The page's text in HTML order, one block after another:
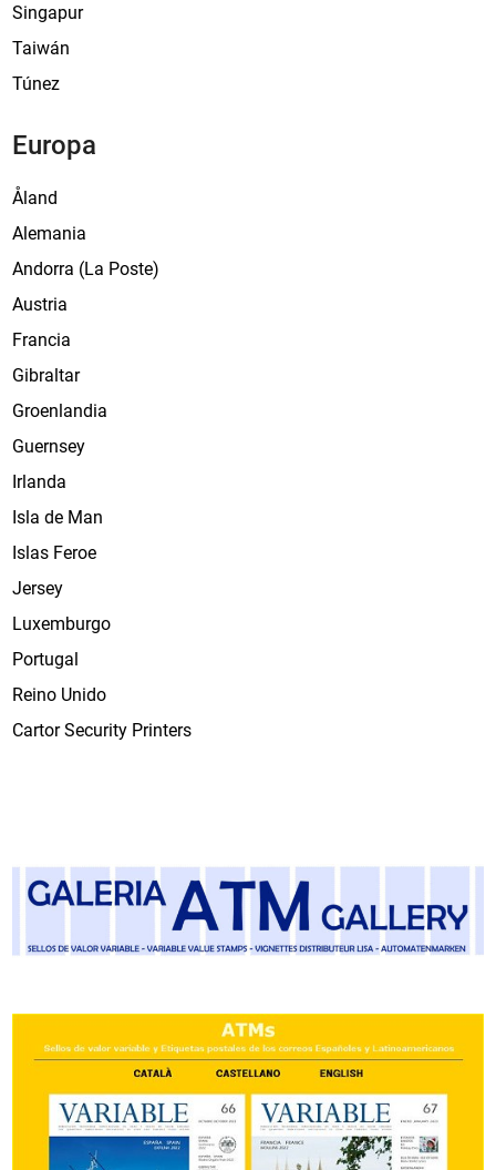
Singapur
Taiwán
Túnez
Europa
Åland
Alemania
Andorra (La Poste)
Austria
Francia
Gibraltar
Groenlandia
Guernsey
Irlanda
Isla de Man
Islas Feroe
Jersey
Luxemburgo
Portugal
Reino Unido
Cartor Security Printers